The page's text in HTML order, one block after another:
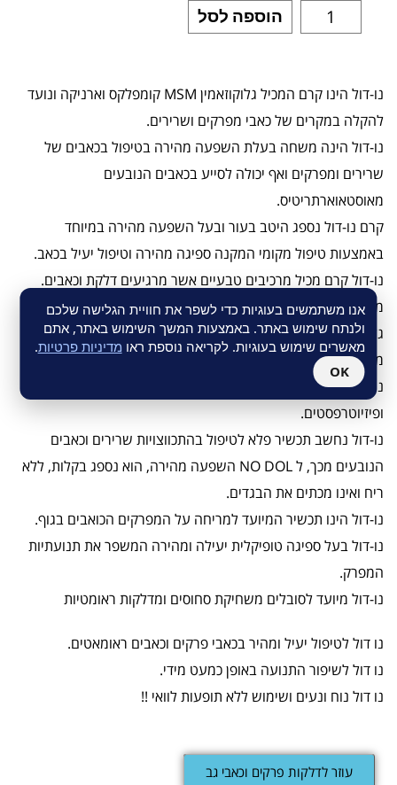
הוספה לסל
נו-דול הינו קרם המכיל גלוקוזאמין MSM קומפלקס וארניקה ונועד
להקלה במקרים של כאבי מפרקים ושרירים.
נו-דול הינה משחה בעלת השפעה מהירה בטיפול בכאבים של
שרירים ומפרקים ואף יכולה לסייע בכאבים הנובעים
מאוסטאוארתריטיס.
קרם נו-דול נספג היטב בעור ובעל השפעה מהירה במיוחד
באמצעות טיפול מקומי המקנה ספיגה מהירה וטיפול יעיל בכאב.
נו-דול קרם מכיל מרכיבים טבעיים אשר מרגיעים דלקת וכאבים.
משחה לשימוש במצבים של כאבים ודלקות מפרקים על בסיס
גלוקוזאמין, ארניקה ו-MSM.
משפיע מהר בטיפול בכאבים.
נו-דול נחשב למוצר מוביל באירופה וזוכה להמלצות אורטופדים
ופיזיוטרפסטים.
נו-דול נחשב תכשיר פלא לטיפול בהתכווצויות שרירים וכאבים
הנובעים מכך, ל NO DOL השפעה מהירה, הוא נספג בקלות, ללא
ריח ואינו מכתים את הבגדים.
נו-דול הינו תכשיר המיועד למריחה על המפרקים הכואבים בגוף.
נו-דול בעל ספיגה טופיקלית יעילה ומהירה המשפר את תנועתיות
המפרק.
נו-דול מיועד לסובלים משחיקת סחוסים ומדלקות ראומטיות
נו דול לטיפול יעיל ומהיר בכאבי פרקים וכאבים ראומאטים.
נו דול לשיפור התנועה באופן כמעט מידי.
נו דול נוח ונעים ושימוש ללא תופעות לוואי !!
עוזר לדלקות פרקים וכאבי גב
אנו משתמשים בעוגיות כדי לשפר את חוויית הגלישה שלכם
ולנתח שימוש באתר. באמצעות המשך השימוש באתר, אתם
מאשרים שימוש בעוגיות. לקריאה נוספת ראו מדיניות פרטיות.
OK